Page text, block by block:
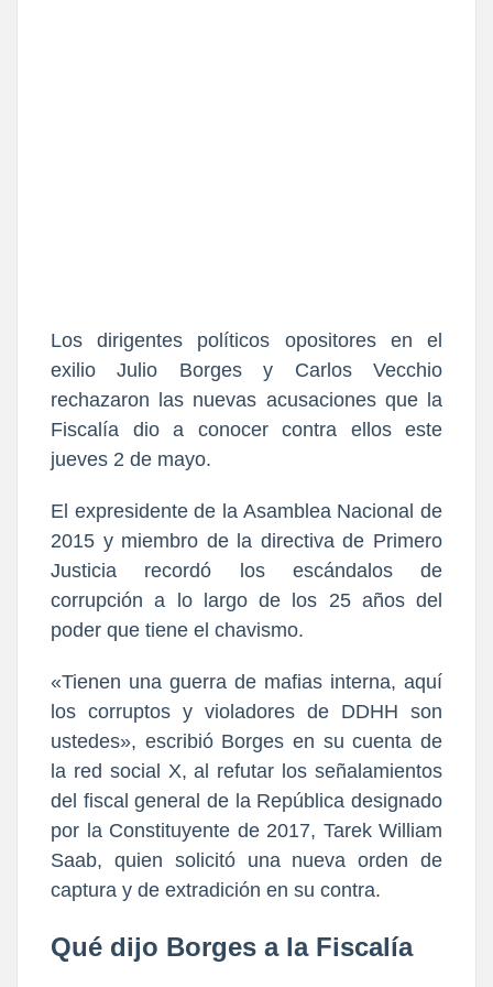
Los dirigentes políticos opositores en el
exilio Julio Borges y Carlos Vecchio
rechazaron las nuevas acusaciones que la
Fiscalía dio a conocer contra ellos este
jueves 2 de mayo.
El expresidente de la Asamblea Nacional de
2015 y miembro de la directiva de Primero
Justicia recordó los escándalos de
corrupción a lo largo de los 25 años del
poder que tiene el chavismo.
«Tienen una guerra de mafias interna, aquí
los corruptos y violadores de DDHH son
ustedes», escribió Borges en su cuenta de
la red social X, al refutar los señalamientos
del fiscal general de la República designado
por la Constituyente de 2017, Tarek William
Saab, quien solicitó una nueva orden de
captura y de extradición en su contra.
Qué dijo Borges a la Fiscalía